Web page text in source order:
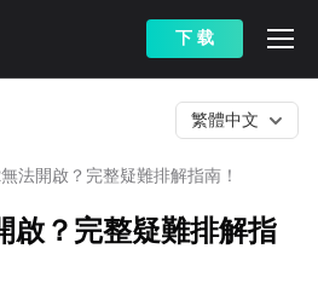
下 载
法開啟？完整疑難排解指南！
繁體中文
？完整疑難排解指